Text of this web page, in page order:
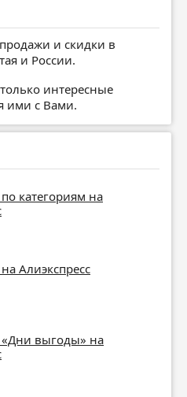
и скидки в
и России.
интересные
ими с Вами.
категориям на
Алиэкспресс
«Дни выгоды» на